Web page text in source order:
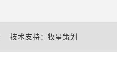
技术支持：牧星策划